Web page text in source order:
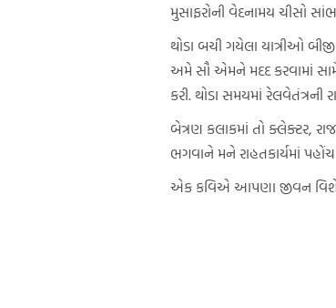
મુસાફરોની વેદનામય ચીસો
થોડા બચી ગયેલા યાત્રીઓ
અમે સૌ એમને મદદ કરવામાં
કરી. થોડા સમયમાં
બેત્રણ કલાકમાં તો ક્લેક્ટર,
ભગવાને મને રાહતકાર્યમાં
એક કવિએ આપણા જીવન વિશે